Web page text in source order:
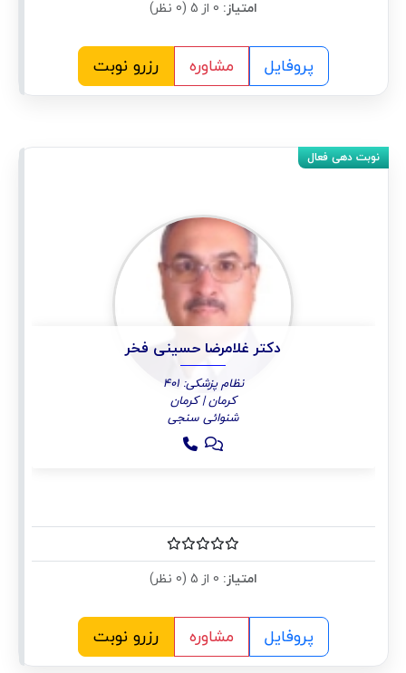
امتیاز:
پروفایل مشاوره رزرو نوبت
دکتر غلامرضا حسینی فخر
نظام پزشکی: 401
کرمان | کرمان
شنوائی سنجی
امتیاز:
پروفایل مشاوره رزرو نوبت